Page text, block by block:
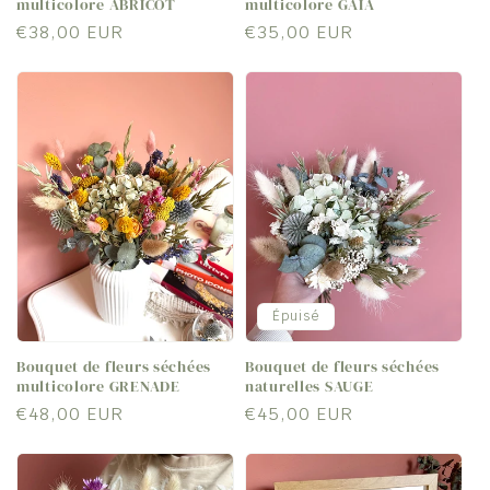
Prix
€38,00 EUR
Prix
€35,00 EUR
Bouquet de fleurs séchées
multicolore GRENADE
Prix
€48,00 EUR
Épuisé
Bouquet de fleurs séchées
naturelles SAUGE
Prix
€45,00 EUR